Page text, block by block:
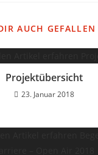
AUCH GEFALLEN
Projektübersicht
23. Januar 2018